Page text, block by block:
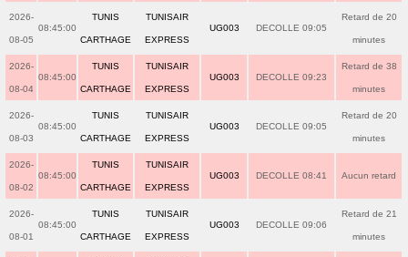
2026-
08-05
08:45:00
TUNIS
CARTHAGE
TUNISAIR
EXPRESS
UG003 DECOLLE 09:05
Retard de 20
minutes
2026-
08-04
08:45:00
TUNIS
CARTHAGE
TUNISAIR
EXPRESS
UG003 DECOLLE 09:23
Retard de 38
minutes
2026-
08-03
08:45:00
TUNIS
CARTHAGE
TUNISAIR
EXPRESS
UG003 DECOLLE 09:05
Retard de 20
minutes
2026-
08-02
08:45:00
TUNIS
CARTHAGE
TUNISAIR
EXPRESS
UG003 DECOLLE 08:41 Aucun retard
2026-
08-01
08:45:00
TUNIS
CARTHAGE
TUNISAIR
EXPRESS
UG003 DECOLLE 09:06
Retard de 21
minutes